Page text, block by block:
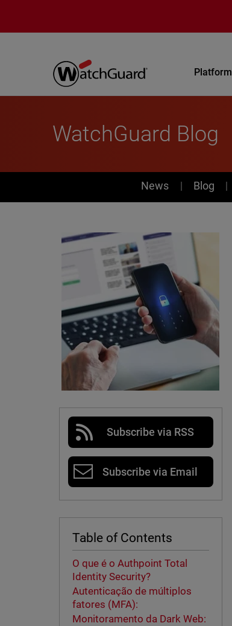
Platform
WatchGuard Blog
News
News Blog
Subscribe via RSS
Subscribe via Email
Table of Contents
O que é o Authpoint Total
Identity Security?
Autenticação de múltiplos
fatores (MFA):
Monitoramento da Dark Web: